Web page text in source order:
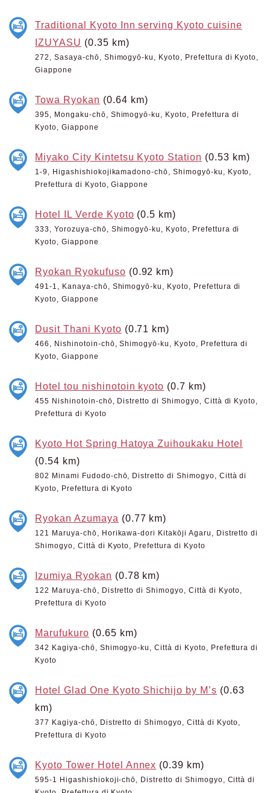
Traditional Kyoto Inn serving Kyoto cuisine
IZUYASU (0.35 km)
272, Sasaya-chō, Shimogyō-ku, Kyoto, Prefettura di Kyoto,
Giappone
Towa Ryokan (0.64 km)
395, Mongaku-chō, Shimogyō-ku, Kyoto, Prefettura di
Kyoto, Giappone
Miyako City Kintetsu Kyoto Station (0.53 km)
1-9, Higashishiokojikamadono-chō, Shimogyō-ku, Kyoto,
Prefettura di Kyoto, Giappone
Hotel IL Verde Kyoto (0.5 km)
333, Yorozuya-chō, Shimogyō-ku, Kyoto, Prefettura di
Kyoto, Giappone
Ryokan Ryokufuso (0.92 km)
491-1, Kanaya-chō, Shimogyō-ku, Kyoto, Prefettura di
Kyoto, Giappone
Dusit Thani Kyoto (0.71 km)
466, Nishinotoin-chō, Shimogyō-ku, Kyoto, Prefettura di
Kyoto, Giappone
Hotel tou nishinotoin kyoto (0.7 km)
455 Nishinotoin-chō, Distretto di Shimogyo, Città di Kyoto,
Prefettura di Kyoto
Kyoto Hot Spring Hatoya Zuihoukaku Hotel
(0.54 km)
802 Minami Fudodo-chō, Distretto di Shimogyo, Città di
Kyoto, Prefettura di Kyoto
Ryokan Azumaya (0.77 km)
121 Maruya-chō, Horikawa-dori Kitakōji Agaru, Distretto di
Shimogyo, Città di Kyoto, Prefettura di Kyoto
Izumiya Ryokan (0.78 km)
122 Maruya-chō, Distretto di Shimogyo, Città di Kyoto,
Prefettura di Kyoto
Marufukuro (0.65 km)
342 Kagiya-chō, Shimogyo-ku, Città di Kyoto, Prefettura di
Kyoto
Hotel Glad One Kyoto Shichijo by M’s (0.63
km)
377 Kagiya-chō, Distretto di Shimogyo, Città di Kyoto,
Prefettura di Kyoto
Kyoto Tower Hotel Annex (0.39 km)
595-1 Higashishiokoji-chō, Distretto di Shimogyo, Città di